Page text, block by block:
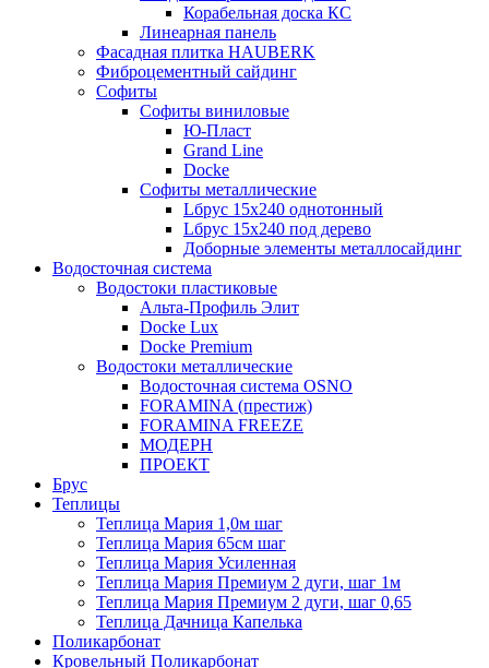
Корабельная доска КС
Линеарная панель
Фасадная плитка HAUBERK
Фиброцементный сайдинг
Софиты
Софиты виниловые
Ю-Пласт
Grand Line
Docke
Софиты металлические
Lбрус 15x240 однотонный
Lбрус 15x240 под дерево
Доборные элементы металлосайдинг
Водосточная система
Водостоки пластиковые
Альта-Профиль Элит
Docke Lux
Docke Premium
Водостоки металлические
Водосточная система OSNO
FORAMINA (престиж)
FORAMINA FREEZE
МОДЕРН
ПРОЕКТ
Брус
Теплицы
Теплица Мария 1,0м шаг
Теплица Мария 65см шаг
Теплица Мария Усиленная
Теплица Мария Премиум 2 дуги, шаг 1м
Теплица Мария Премиум 2 дуги, шаг 0,65
Теплица Дачница Капелька
Поликарбонат
Кровельный Поликарбонат